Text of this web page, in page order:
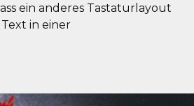
ein anderes Tastaturlayout
in einer